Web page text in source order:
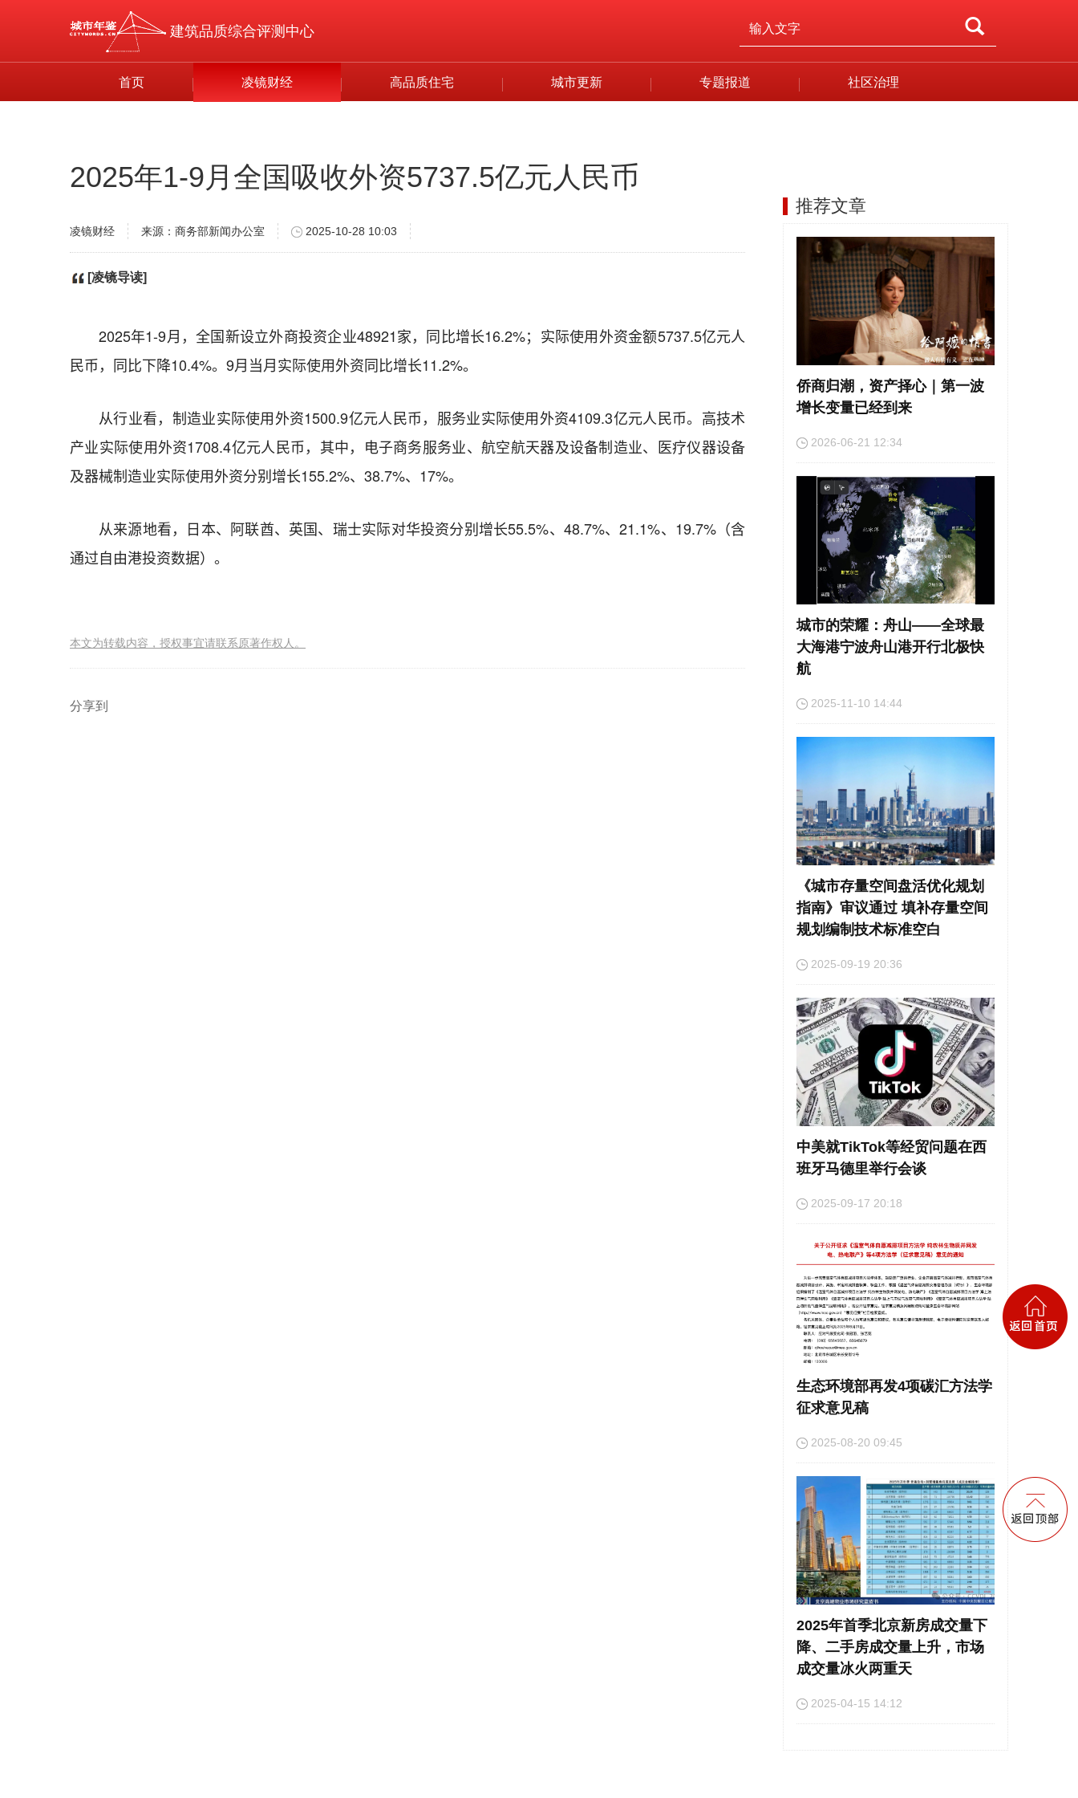
建筑品质综合评测中心
首页 凌镜财经 高品质住宅 城市更新 专题报道 社区治理
2025年1-9月全国吸收外资5737.5亿元人民币
凌镜财经 来源：商务部新闻办公室 2025-10-28 10:03
[凌镜导读]
2025年1-9月，全国新设立外商投资企业48921家，同比增长16.2%；实际使用外资金额5737.5亿元人
民币，同比下降10.4%。9月当月实际使用外资同比增长11.2%。
从行业看，制造业实际使用外资1500.9亿元人民币，服务业实际使用外资4109.3亿元人民币。高技术
产业实际使用外资1708.4亿元人民币，其中，电子商务服务业、航空航天器及设备制造业、医疗仪器设备
及器械制造业实际使用外资分别增长155.2%、38.7%、17%。
从来源地看，日本、阿联酋、英国、瑞士实际对华投资分别增长55.5%、48.7%、21.1%、19.7%（含
通过自由港投资数据）。
本文为转载内容，授权事宜请联系原著作权人。
分享到
推荐文章
侨商归潮，资产择心｜第一波
增长变量已经到来
2026-06-21 12:34
城市的荣耀：舟山——全球最
大海港宁波舟山港开行北极快
航
2025-11-10 14:44
《城市存量空间盘活优化规划
指南》审议通过 填补存量空间
规划编制技术标准空白
2025-09-19 20:36
中美就TikTok等经贸问题在西
班牙马德里举行会谈
2025-09-17 20:18
生态环境部再发4项碳汇方法学
征求意见稿
2025-08-20 09:45
2025年首季北京新房成交量下
降、二手房成交量上升，市场
成交量冰火两重天
2025-04-15 14:12